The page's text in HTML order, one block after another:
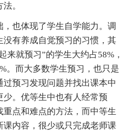
。
也体现了学生自学能力。调
有养成自觉预习的习惯，其
来就预习”的学生大约占58%，
。而大多数学生预习，也只是
预习发现问题并找出课本中
。优等生中也有人经常预
点和难点的方法，而中等生
内容，很少或只完成老师课